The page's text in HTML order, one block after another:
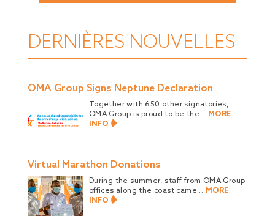
DERNIÈRES NOUVELLES
OMA Group Signs Neptune Declaration
Together with 650 other signatories,
OMA Group is proud to be the... MORE
INFO
Virtual Marathon Donations
During the summer, staff from OMA Group
offices along the coast came... MORE
INFO